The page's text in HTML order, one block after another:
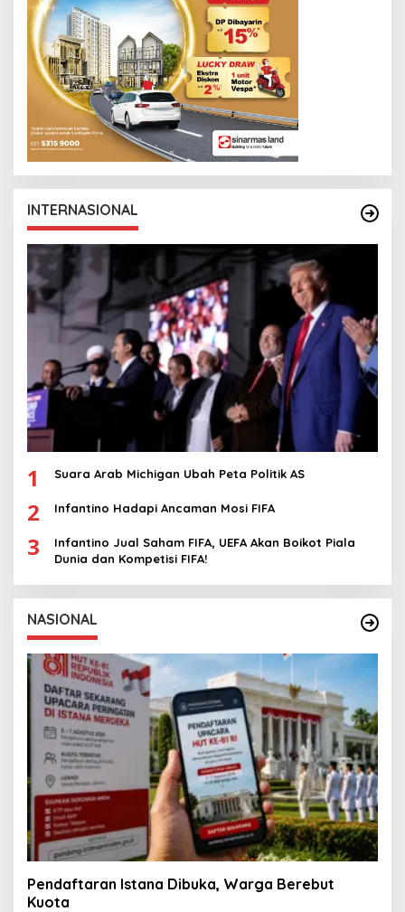
INTERNASIONAL
1 Suara Arab Michigan Ubah Peta Politik AS
2 Infantino Hadapi Ancaman Mosi FIFA
3
Infantino Jual Saham FIFA, UEFA Akan Boikot Piala
Dunia dan Kompetisi FIFA!
NASIONAL
Pendaftaran Istana Dibuka, Warga Berebut
Kuota